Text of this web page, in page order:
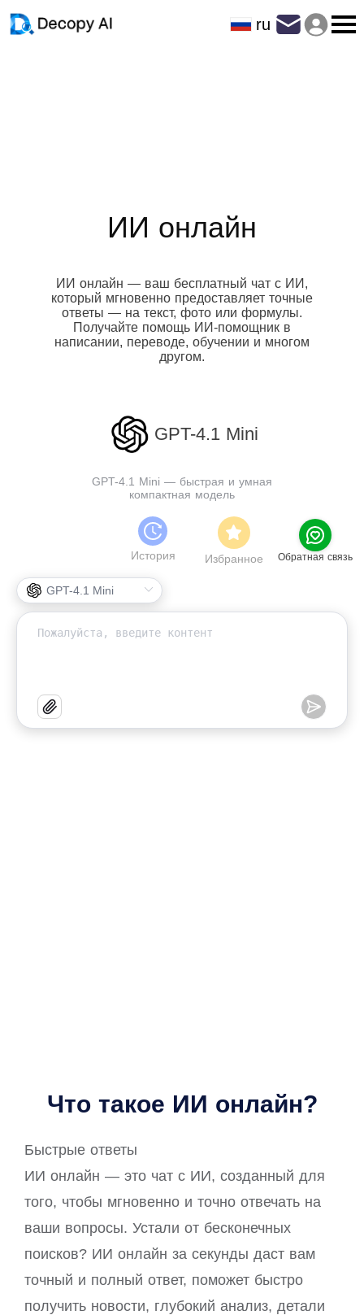
ru
ИИ онлайн
ИИ онлайн — ваш бесплатный чат с ИИ,
который мгновенно предоставляет точные
ответы — на текст, фото или формулы.
Получайте помощь ИИ-помощник в
написании, переводе, обучении и многом
другом.
GPT-4.1 Mini
GPT-4.1 Mini — быстрая и умная
компактная модель
История Избранное Обратная связь
Что такое ИИ онлайн?
Быстрые ответы
ИИ онлайн — это чат с ИИ, созданный для
того, чтобы мгновенно и точно отвечать на
ваши вопросы. Устали от бесконечных
поисков? ИИ онлайн за секунды даст вам
точный и полный ответ, поможет быстро
получить новости, глубокий анализ, детали